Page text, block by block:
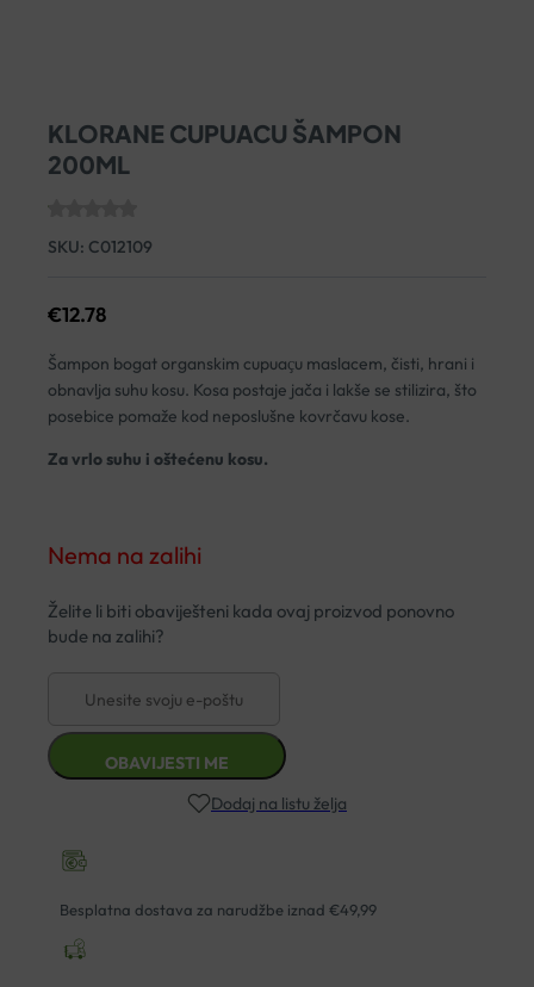
KLORANE CUPUACU ŠAMPON
200ML
SKU: C012109
€12.78
Šampon bogat organskim cupuaҫu maslacem, čisti, hrani i
obnavlja suhu kosu. Kosa postaje jača i lakše se stilizira, što
posebice pomaže kod neposlušne kovrčavu kose.
Za vrlo suhu i oštećenu kosu.
Nema na zalihi
Dodaj na listu želja
Besplatna dostava za narudžbe iznad €49,99